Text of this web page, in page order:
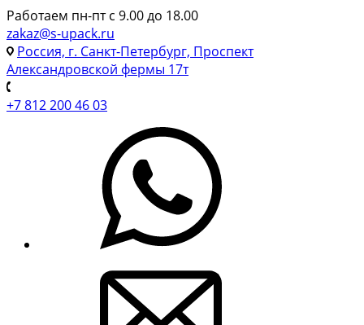
Работаем пн-пт с 9.00 до 18.00
zakaz@s-upack.ru
Россия, г. Санкт-Петербург, Проспект
Александровской фермы 17т
+7 812 200 46 03